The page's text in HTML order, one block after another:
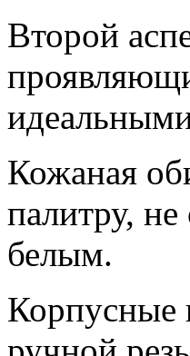
Второй
Кожаная
палитру,
белым.
Корпусные